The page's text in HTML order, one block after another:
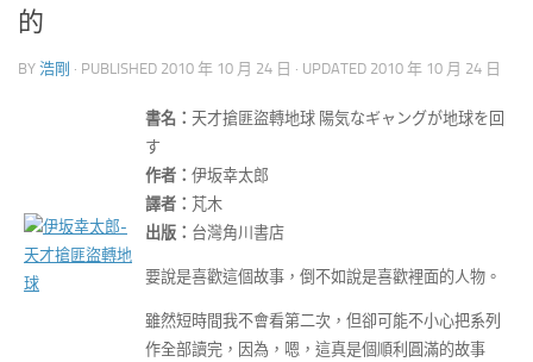
的
BY 浩剛 · PUBLISHED 2010 年 10 月 24 日 · UPDATED 2010 年 10 月 24 日
書名： 天才搶匪盜轉地球 陽気なギャングが地球を回
す
作者： 伊坂幸太郎
譯者： 芃木
出版： 台灣角川書店
要說是喜歡這個故事，倒不如說是喜歡裡面的人物。
雖然短時間我不會看第二次，但卻可能不小心把系列
作全部讀完，因為，嗯，這真是個順利圓滿的故事